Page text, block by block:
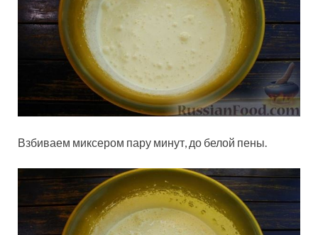
Взбиваем миксером пару минут, до белой пены.